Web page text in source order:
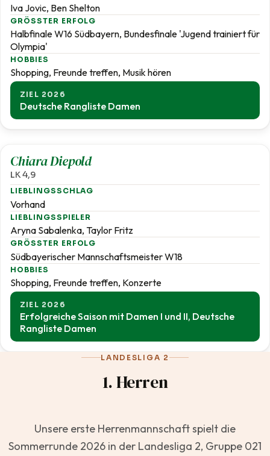
Iva Jovic, Ben Shelton
GRÖSSTER ERFOLG
Halbfinale W16 Südbayern, Bundesfinale 'Jugend trainiert für
Olympia'
HOBBIES
Shopping, Freunde treffen, Musik hören
ZIEL 2026
Deutsche Rangliste Damen
Chiara Diepold
LK 4,9
LIEBLINGSSCHLAG
Vorhand
LIEBLINGSSPIELER
Aryna Sabalenka, Taylor Fritz
GRÖSSTER ERFOLG
Südbayerischer Mannschaftsmeister W18
HOBBIES
Shopping, Freunde treffen, Konzerte
ZIEL 2026
Erfolgreiche Saison mit Damen I und II, Deutsche
Rangliste Damen
LANDESLIGA 2
1. Herren
Unsere erste Herrenmannschaft spielt die
Sommerrunde 2026 in der Landesliga 2, Gruppe 021